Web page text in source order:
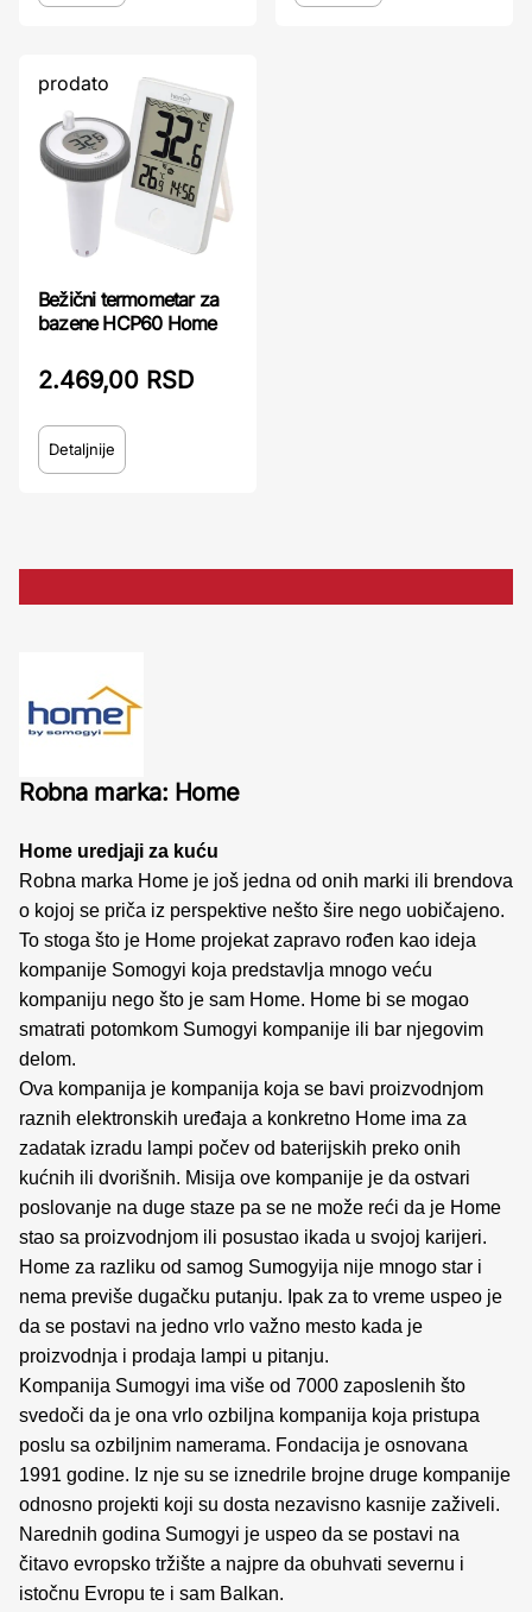
prodato
Bežični termometar za
bazene HCP60 Home
2.469,00 RSD
Detaljnije
Robna marka: Home
Home uredjaji za kuću
Robna marka Home je još jedna od onih marki ili brendova
o kojoj se priča iz perspektive nešto šire nego uobičajeno.
To stoga što je Home projekat zapravo rođen kao ideja
kompanije Somogyi koja predstavlja mnogo veću
kompaniju nego što je sam Home. Home bi se mogao
smatrati potomkom Sumogyi kompanije ili bar njegovim
delom.
Ova kompanija je kompanija koja se bavi proizvodnjom
raznih elektronskih uređaja a konkretno Home ima za
zadatak izradu lampi počev od baterijskih preko onih
kućnih ili dvorišnih. Misija ove kompanije je da ostvari
poslovanje na duge staze pa se ne može reći da je Home
stao sa proizvodnjom ili posustao ikada u svojoj karijeri.
Home za razliku od samog Sumogyija nije mnogo star i
nema previše dugačku putanju. Ipak za to vreme uspeo je
da se postavi na jedno vrlo važno mesto kada je
proizvodnja i prodaja lampi u pitanju.
Kompanija Sumogyi ima više od 7000 zaposlenih što
svedoči da je ona vrlo ozbiljna kompanija koja pristupa
poslu sa ozbiljnim namerama. Fondacija je osnovana
1991 godine. Iz nje su se iznedrile brojne druge kompanije
odnosno projekti koji su dosta nezavisno kasnije zaživeli.
Narednih godina Sumogyi je uspeo da se postavi na
čitavo evropsko tržište a najpre da obuhvati severnu i
istočnu Evropu te i sam Balkan.